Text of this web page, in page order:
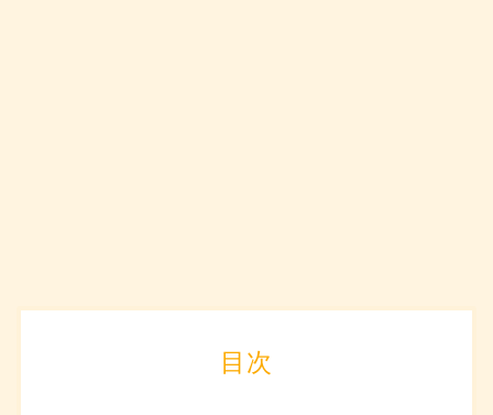
目次